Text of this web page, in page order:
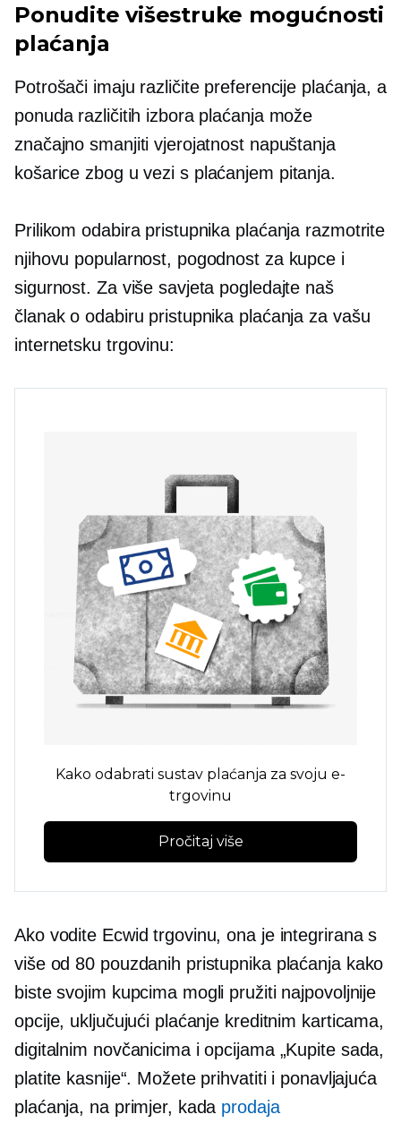
Ponudite višestruke mogućnosti
plaćanja
Potrošači imaju različite preferencije plaćanja, a
ponuda različitih izbora plaćanja može
značajno smanjiti vjerojatnost napuštanja
košarice zbog u vezi s plaćanjem pitanja.
Prilikom odabira pristupnika plaćanja razmotrite
njihovu popularnost, pogodnost za kupce i
sigurnost. Za više savjeta pogledajte naš
članak o odabiru pristupnika plaćanja za vašu
internetsku trgovinu:
Kako odabrati sustav plaćanja za svoju e-
trgovinu
Pročitaj više
Ako vodite Ecwid trgovinu, ona je integrirana s
više od 80 pouzdanih pristupnika plaćanja kako
biste svojim kupcima mogli pružiti najpovoljnije
opcije, uključujući plaćanje kreditnim karticama,
digitalnim novčanicima i opcijama „Kupite sada,
platite kasnije“. Možete prihvatiti i ponavljajuća
plaćanja, na primjer, kada prodaja